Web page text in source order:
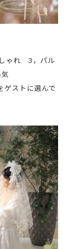
ゃれ 3，パル
ゲストに選んで